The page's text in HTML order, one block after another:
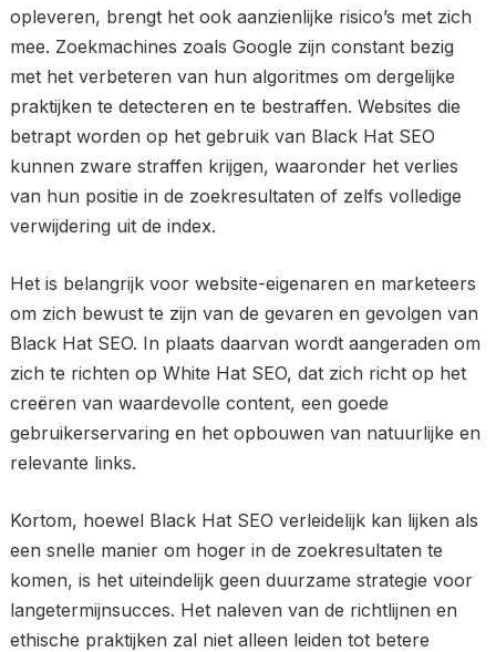
opleveren, brengt het ook aanzienlijke risico’s met zich
mee. Zoekmachines zoals Google zijn constant bezig
met het verbeteren van hun algoritmes om dergelijke
praktijken te detecteren en te bestraffen. Websites die
betrapt worden op het gebruik van Black Hat SEO
kunnen zware straffen krijgen, waaronder het verlies
van hun positie in de zoekresultaten of zelfs volledige
verwijdering uit de index.
Het is belangrijk voor website-eigenaren en marketeers
om zich bewust te zijn van de gevaren en gevolgen van
Black Hat SEO. In plaats daarvan wordt aangeraden om
zich te richten op White Hat SEO, dat zich richt op het
creëren van waardevolle content, een goede
gebruikerservaring en het opbouwen van natuurlijke en
relevante links.
Kortom, hoewel Black Hat SEO verleidelijk kan lijken als
een snelle manier om hoger in de zoekresultaten te
komen, is het uiteindelijk geen duurzame strategie voor
langetermijnsucces. Het naleven van de richtlijnen en
ethische praktijken zal niet alleen leiden tot betere